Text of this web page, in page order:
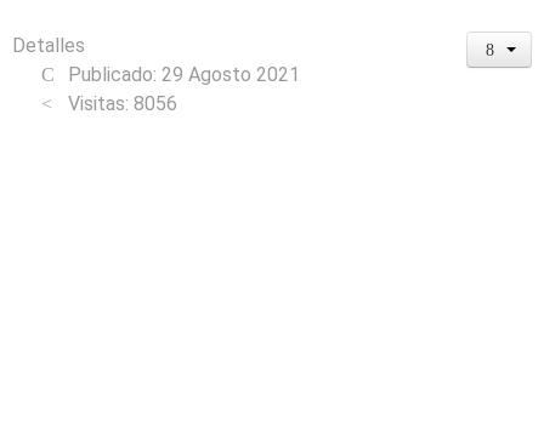
Detalles
Publicado: 29 Agosto 2021
Visitas: 8056